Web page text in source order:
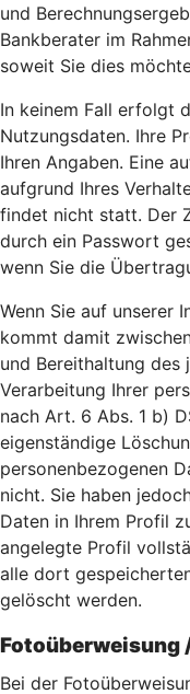
und
Bankberater im
soweit Sie dies
In keinem Fall erfolgt
Nutzungsdaten. Ihre
Ihren Angaben. Eine
aufgrund Ihres
findet nicht statt. Der
durch ein Passwort
wenn Sie die
Wenn Sie auf unserer
kommt damit
und Bereithaltung des
Verarbeitung Ihrer
nach Art. 6 Abs. 1 b)
eigenständige
personenbezogenen
nicht. Sie haben
Daten in Ihrem Profil
angelegte Profil
alle dort
gelöscht werden.
Fotoüberweisung
Bei der